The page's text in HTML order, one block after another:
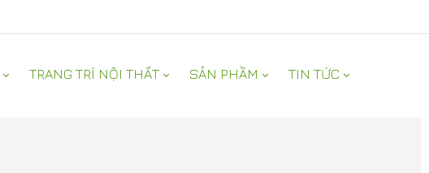
TRANG TRÍ NỘI THẤT SẢN PHẦM TIN TỨC